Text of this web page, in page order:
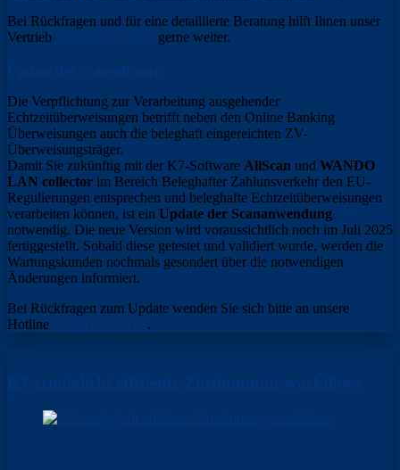
Bei Rückfragen und für eine detaillierte Beratung hilft Ihnen unser
Vertrieb
gerne weiter.
Die Verpflichtung zur Verarbeitung ausgehender
Echtzeitüberweisungen betrifft neben den Online Banking
Überweisungen auch die beleghaft eingereichten ZV-
Überweisungsträger.
Damit Sie zukünftig mit der K7-Software AllScan und WANDO
LAN collector im Bereich Beleghafter Zahlunsverkehr den EU-
Regulierungen entsprechen und beleghafte Echtzeitüberweisungen
verarbeiten können, ist ein Update der Scananwendung
notwendig. Die neue Version wird voraussichtlich noch im Juli 2025
fertiggestellt. Sobald diese getestet und validiert wurde, werden die
Wartungskunden nochmals gesondert über die notwendigen
Änderungen informiert.
Bei Rückfragen zum Update wenden Sie sich bitte an unsere
Hotline
.